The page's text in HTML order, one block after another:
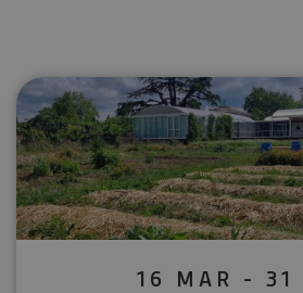
16 MAR - 31